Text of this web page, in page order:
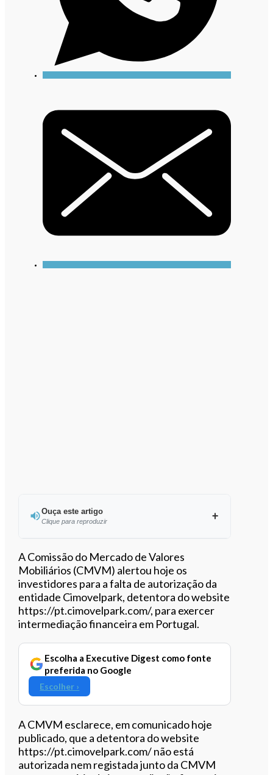
Ouça este artigo
Clique para reproduzir
Ouvir este artigo
A Comissão do Mercado de Valores
Mobiliários (CMVM) alertou hoje os
investidores para a falta de autorização da
entidade Cimovelpark, detentora do website
https://pt.cimovelpark.com/, para exercer
intermediação financeira em Portugal.
Escolha a Executive Digest como fonte
preferida no Google
Escolher ›
A CMVM esclarece, em comunicado hoje
publicado, que a detentora do website
https://pt.cimovelpark.com/ não está
autorizada nem registada junto da CMVM